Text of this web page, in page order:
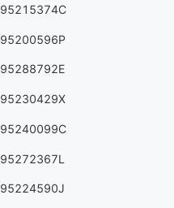
95215374C
95200596P
95288792E
95230429X
95240099C
95272367L
95224590J